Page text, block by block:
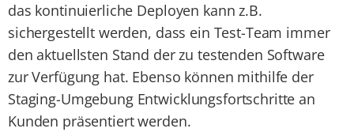
das kontinuierliche Deployen kann z.B.
sichergestellt werden, dass ein Test-Team immer
den aktuellsten Stand der zu testenden Software
zur Verfügung hat. Ebenso können mithilfe der
Staging-Umgebung Entwicklungsfortschritte an
Kunden präsentiert werden.